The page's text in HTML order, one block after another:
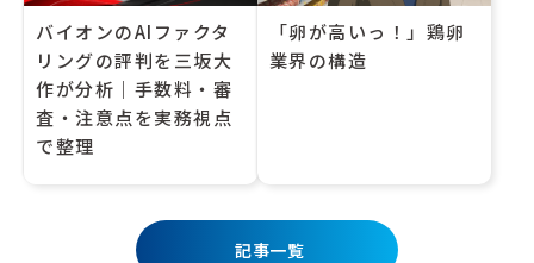
バイオンのAIファクタ
リングの評判を三坂大
作が分析｜手数料・審
査・注意点を実務視点
で整理
「卵が高いっ！」鶏卵
業界の構造
記事一覧